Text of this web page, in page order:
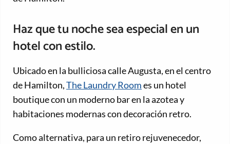
Haz que tu noche sea especial en un
hotel con estilo.
Ubicado en la bulliciosa calle Augusta, en el centro
de Hamilton,The Laundry Roomes un hotel
boutique con un moderno bar en la azotea y
habitaciones modernas con decoración retro.
Como alternativa, para un retiro rejuvenecedor,